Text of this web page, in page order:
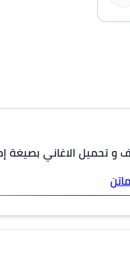
و تحميل الاغاني بصيغة